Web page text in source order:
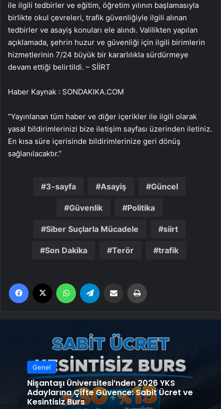
ile ilgili tedbirler ve eğitim, öğretim yılının başlamasıyla
birlikte okul çevreleri, trafik güvenliğiyle ilgili alınan
tedbirler ve asayiş konuları ele alındı. Valilikten yapılan
açıklamada, şehrin huzur ve güvenliği için ilgili birimlerin
hizmetlerinin 7/24 büyük bir kararlılıkla sürdürmeye
devam ettiği belirtildi. – SİİRT
Haber Kaynak : SONDAKIKA.COM
“Yayınlanan tüm haber ve diğer içerikler ile ilgili olarak
yasal bildirimlerinizi bize iletişim sayfası üzerinden iletiniz.
En kısa süre içerisinde bildirimlerinize geri dönüş
sağlanılacaktır.”
3-sayfa Asayiş Güncel
Güvenlik Politika
Siber Suçlarla Mücadele siirt
Son Dakika Terör trafik
Facebook WhatsApp Email'den paylaş
Genel
Nişantaşı Üniversitesi’nden 2026 YKS
Adaylarına Çifte Güvence: Sabit Ücret ve
Kesintisiz Burs